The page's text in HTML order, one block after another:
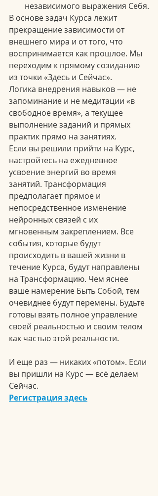
независимого выражения Себя.
В основе задач Курса лежит
прекращение зависимости от
внешнего мира и от того, что
воспринимается как прошлое. Мы
переходим к прямому созиданию
из точки «Здесь и Сейчас».
Логика внедрения навыков — не
запоминание и не медитации «в
свободное время», а текущее
выполнение заданий и прямых
практик прямо на занятиях.
Если вы решили прийти на Курс,
настройтесь на ежедневное
усвоение энергий во время
занятий. Трансформация
предполагает прямое и
непосредственное изменение
нейронных связей с их
мгновенным закреплением. Все
события, которые будут
происходить в вашей жизни в
течение Курса, будут направлены
на Трансформацию. Чем яснее
ваше намерение Быть Собой, тем
очевиднее будут перемены. Будьте
готовы взять полное управление
своей реальностью и своим телом
как частью этой реальности.
И еще раз — никаких «потом». Если
вы пришли на Курс — всё делаем
Сейчас.
Регистрация здесь